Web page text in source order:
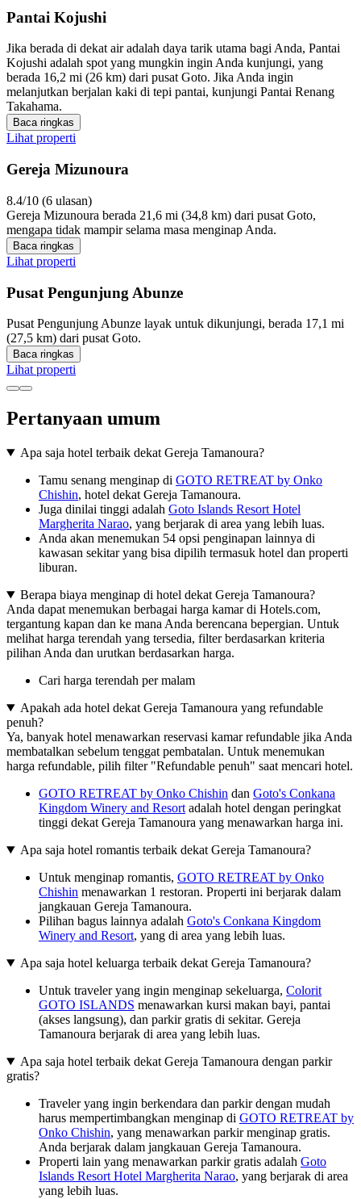
Pantai Kojushi
Jika berada di dekat air adalah daya tarik utama bagi Anda, Pantai
Kojushi adalah spot yang mungkin ingin Anda kunjungi, yang
berada 16,2 mi (26 km) dari pusat Goto. Jika Anda ingin
melanjutkan berjalan kaki di tepi pantai, kunjungi Pantai Renang
Takahama.
Baca ringkas
Lihat properti
Gereja Mizunoura
8.4/10 (6 ulasan)
Gereja Mizunoura berada 21,6 mi (34,8 km) dari pusat Goto,
mengapa tidak mampir selama masa menginap Anda.
Baca ringkas
Lihat properti
Pusat Pengunjung Abunze
Pusat Pengunjung Abunze layak untuk dikunjungi, berada 17,1 mi
(27,5 km) dari pusat Goto.
Baca ringkas
Lihat properti
Pertanyaan umum
Apa saja hotel terbaik dekat Gereja Tamanoura?
Tamu senang menginap di GOTO RETREAT by Onko
Chishin, hotel dekat Gereja Tamanoura.
Juga dinilai tinggi adalah Goto Islands Resort Hotel
Margherita Narao, yang berjarak di area yang lebih luas.
Anda akan menemukan 54 opsi penginapan lainnya di
kawasan sekitar yang bisa dipilih termasuk hotel dan properti
liburan.
Berapa biaya menginap di hotel dekat Gereja Tamanoura?
Anda dapat menemukan berbagai harga kamar di Hotels.com,
tergantung kapan dan ke mana Anda berencana bepergian. Untuk
melihat harga terendah yang tersedia, filter berdasarkan kriteria
pilihan Anda dan urutkan berdasarkan harga.
Cari harga terendah per malam
Apakah ada hotel dekat Gereja Tamanoura yang refundable
penuh?
Ya, banyak hotel menawarkan reservasi kamar refundable jika Anda
membatalkan sebelum tenggat pembatalan. Untuk menemukan
harga refundable, pilih filter "Refundable penuh" saat mencari hotel.
GOTO RETREAT by Onko Chishin dan Goto's Conkana
Kingdom Winery and Resort adalah hotel dengan peringkat
tinggi dekat Gereja Tamanoura yang menawarkan harga ini.
Apa saja hotel romantis terbaik dekat Gereja Tamanoura?
Untuk menginap romantis, GOTO RETREAT by Onko
Chishin menawarkan 1 restoran. Properti ini berjarak dalam
jangkauan Gereja Tamanoura.
Pilihan bagus lainnya adalah Goto's Conkana Kingdom
Winery and Resort, yang di area yang lebih luas.
Apa saja hotel keluarga terbaik dekat Gereja Tamanoura?
Untuk traveler yang ingin menginap sekeluarga, Colorit
GOTO ISLANDS menawarkan kursi makan bayi, pantai
(akses langsung), dan parkir gratis di sekitar. Gereja
Tamanoura berjarak di area yang lebih luas.
Apa saja hotel terbaik dekat Gereja Tamanoura dengan parkir
gratis?
Traveler yang ingin berkendara dan parkir dengan mudah
harus mempertimbangkan menginap di GOTO RETREAT by
Onko Chishin, yang menawarkan parkir menginap gratis.
Anda berjarak dalam jangkauan Gereja Tamanoura.
Properti lain yang menawarkan parkir gratis adalah Goto
Islands Resort Hotel Margherita Narao, yang berjarak di area
yang lebih luas.